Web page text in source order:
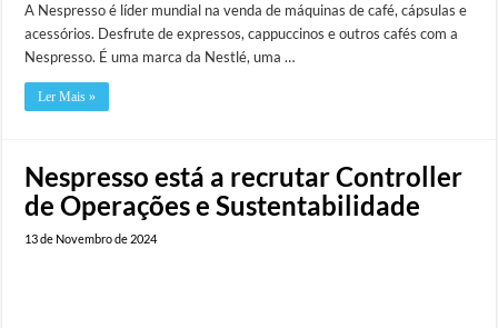
A Nespresso é líder mundial na venda de máquinas de café, cápsulas e
acessórios. Desfrute de expressos, cappuccinos e outros cafés com a
Nespresso. É uma marca da Nestlé, uma …
Ler Mais »
Nespresso está a recrutar Controller
de Operações e Sustentabilidade
13 de Novembro de 2024